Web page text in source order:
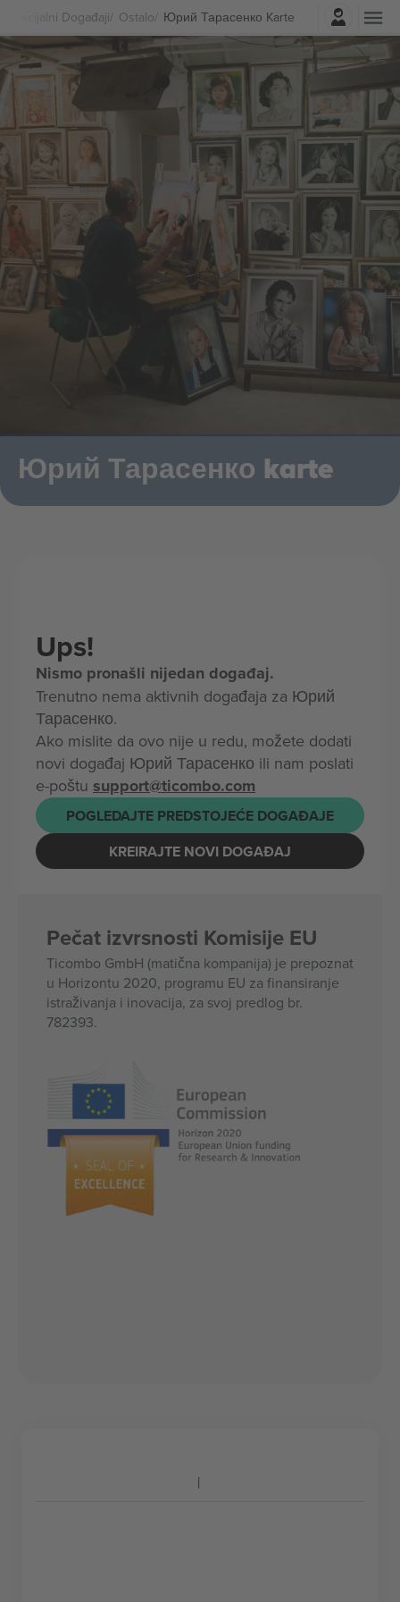
Specijalni Događaji Ostalo Юрий Тарасенко Karte
Najavite se
Юрий Тарасенко karte
Ups!
Nismo pronašli nijedan događaj.
Trenutno nema aktivnih događaja za Юрий
Тарасенко.
Ako mislite da ovo nije u redu, možete dodati
novi događaj Юрий Тарасенко ili nam poslati
e-poštu support@ticombo.com
POGLEDAJTE PREDSTOJEĆE DOGAĐAJE
KREIRAJTE NOVI DOGAĐAJ
Pečat izvrsnosti Komisije EU
Ticombo GmbH (matična kompanija) je prepoznat
u Horizontu 2020, programu EU za finansiranje
istraživanja i inovacija, za svoj predlog br.
782393.